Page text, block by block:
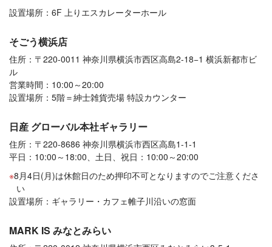
設置場所：6F 上りエスカレーターホール
そごう横浜店
住所：〒220-0011 神奈川県横浜市西区高島2-18−1 横浜新都市ビ
ル
営業時間：10:00～20:00
設置場所：5階＝紳士雑貨売場 特設カウンター
日産 グローバル本社ギャラリー
住所：〒220-8686 神奈川県横浜市西区高島1-1-1
平日：10:00～18:00、土日、祝日：10:00～20:00
8月4日(月)は休館日のため押印不可となりますのでご注意くださ
い
設置場所：ギャラリー・カフェ帷子川沿いの窓面
MARK IS みなとみらい